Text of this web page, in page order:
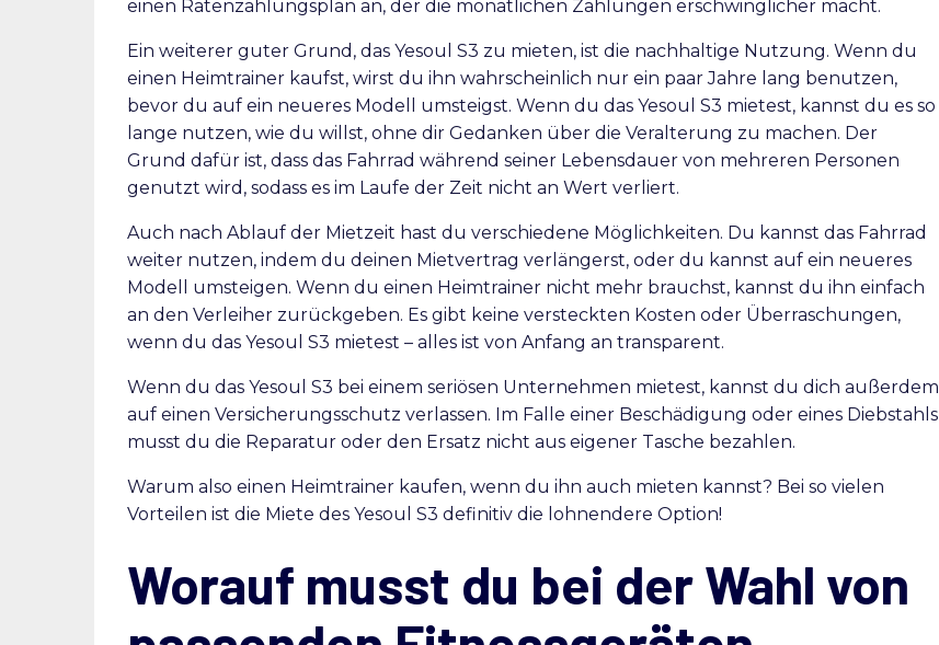
einen Ratenzahlungsplan an, der die monatlichen Zahlungen erschwinglicher macht.
Ein weiterer guter Grund, das Yesoul S3 zu mieten, ist die nachhaltige Nutzung. Wenn du
einen Heimtrainer kaufst, wirst du ihn wahrscheinlich nur ein paar Jahre lang benutzen,
bevor du auf ein neueres Modell umsteigst. Wenn du das Yesoul S3 mietest, kannst du es so
lange nutzen, wie du willst, ohne dir Gedanken über die Veralterung zu machen. Der
Grund dafür ist, dass das Fahrrad während seiner Lebensdauer von mehreren Personen
genutzt wird, sodass es im Laufe der Zeit nicht an Wert verliert.
Auch nach Ablauf der Mietzeit hast du verschiedene Möglichkeiten. Du kannst das Fahrrad
weiter nutzen, indem du deinen Mietvertrag verlängerst, oder du kannst auf ein neueres
Modell umsteigen. Wenn du einen Heimtrainer nicht mehr brauchst, kannst du ihn einfach
an den Verleiher zurückgeben. Es gibt keine versteckten Kosten oder Überraschungen,
wenn du das Yesoul S3 mietest – alles ist von Anfang an transparent.
Wenn du das Yesoul S3 bei einem seriösen Unternehmen mietest, kannst du dich außerdem
auf einen Versicherungsschutz verlassen. Im Falle einer Beschädigung oder eines Diebstahls
musst du die Reparatur oder den Ersatz nicht aus eigener Tasche bezahlen.
Warum also einen Heimtrainer kaufen, wenn du ihn auch mieten kannst? Bei so vielen
Vorteilen ist die Miete des Yesoul S3 definitiv die lohnendere Option!
Worauf musst du bei der Wahl von